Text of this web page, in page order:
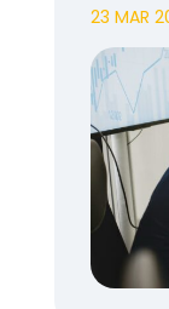
23 MAR